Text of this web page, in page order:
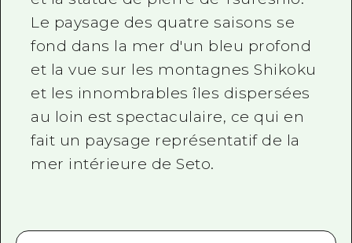
Le paysage des quatre saisons se
fond dans la mer d'un bleu profond
et la vue sur les montagnes Shikoku
et les innombrables îles dispersées
au loin est spectaculaire, ce qui en
fait un paysage représentatif de la
mer intérieure de Seto.